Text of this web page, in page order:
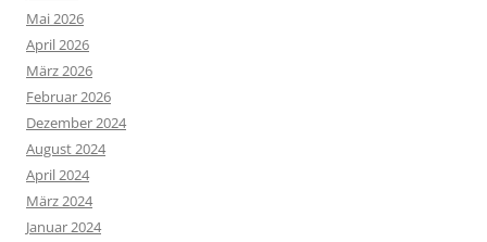
Mai 2026
April 2026
März 2026
Februar 2026
Dezember 2024
August 2024
April 2024
März 2024
Januar 2024